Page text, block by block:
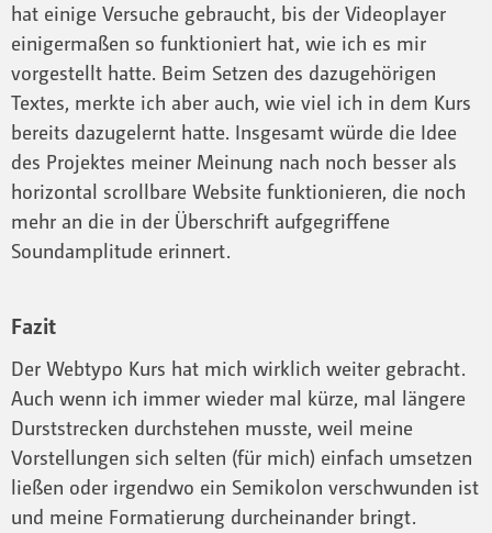
hat einige Versuche gebraucht, bis der Videoplayer
einigermaßen so funktioniert hat, wie ich es mir
vorgestellt hatte. Beim Setzen des dazugehörigen
Textes, merkte ich aber auch, wie viel ich in dem Kurs
bereits dazugelernt hatte. Insgesamt würde die Idee
des Projektes meiner Meinung nach noch besser als
horizontal scrollbare Website funktionieren, die noch
mehr an die in der Überschrift aufgegriffene
Soundamplitude erinnert.
Fazit
Der Webtypo Kurs hat mich wirklich weiter gebracht.
Auch wenn ich immer wieder mal kürze, mal längere
Durststrecken durchstehen musste, weil meine
Vorstellungen sich selten (für mich) einfach umsetzen
ließen oder irgendwo ein Semikolon verschwunden ist
und meine Formatierung durcheinander bringt.